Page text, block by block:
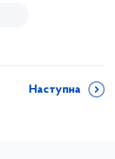
Наступна